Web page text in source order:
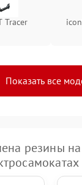
Tracer
Показать все
резины